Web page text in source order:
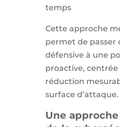
temps
Cette approche
permet de passer
défensive à une
proactive, centrée
réduction
surface d’attaque.
Une